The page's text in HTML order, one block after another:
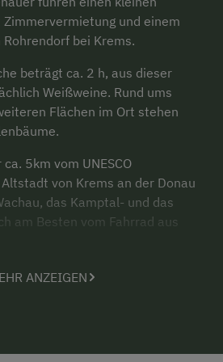
und einem
bei Krems.
beträgt ca. 2 h, aus dieser
Weißweine. Rund ums
Flächen im Ort stehen
5km vom UNESCO
von Krems an der Donau
das Kamptal- und das
am Besten vom Fahrrad aus
lädt die längste Kellergasse
veranstalten aber
ANZEIGEN